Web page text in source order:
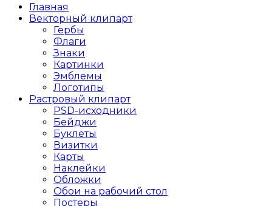
Главная
Векторный клипарт
Гербы
Флаги
Знаки
Картинки
Эмблемы
Логотипы
Растровый клипарт
PSD-исходники
Бейджи
Буклеты
Визитки
Карты
Наклейки
Обложки
Обои на рабочий стол
Постеры